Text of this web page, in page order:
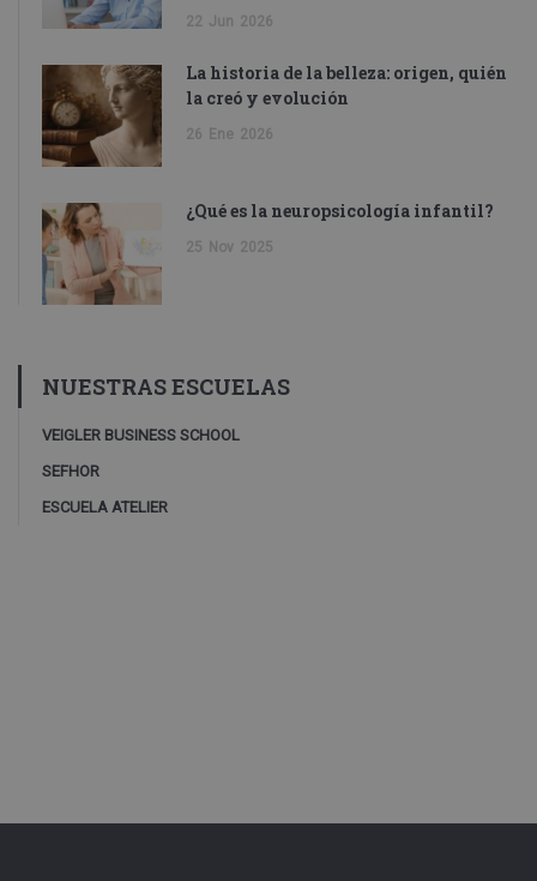
22 Jun 2026
La historia de la belleza: origen, quién
la creó y evolución
26 Ene 2026
¿Qué es la neuropsicología infantil?
25 Nov 2025
NUESTRAS ESCUELAS
VEIGLER BUSINESS SCHOOL
SEFHOR
ESCUELA ATELIER